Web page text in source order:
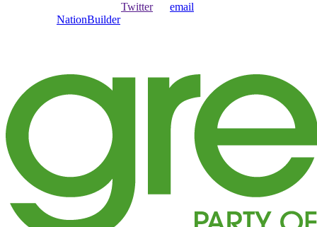
Twitterou email
NationBuilder